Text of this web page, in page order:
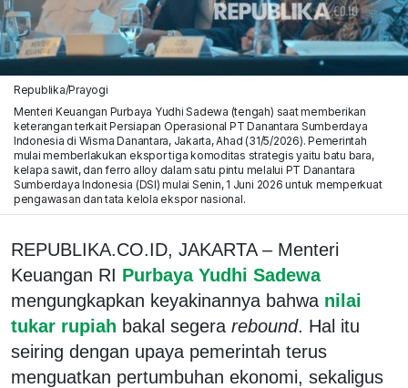
Republika/Prayogi
Menteri Keuangan Purbaya Yudhi Sadewa (tengah) saat memberikan
keterangan terkait Persiapan Operasional PT Danantara Sumberdaya
Indonesia di Wisma Danantara, Jakarta, Ahad (31/5/2026). Pemerintah
mulai memberlakukan ekspor tiga komoditas strategis yaitu batu bara,
kelapa sawit, dan ferro alloy dalam satu pintu melalui PT Danantara
Sumberdaya Indonesia (DSI) mulai Senin, 1 Juni 2026 untuk memperkuat
pengawasan dan tata kelola ekspor nasional.
REPUBLIKA.CO.ID, JAKARTA – Menteri
Keuangan RI Purbaya Yudhi Sadewa
mengungkapkan keyakinannya bahwa nilai
tukar rupiah bakal segera rebound. Hal itu
seiring dengan upaya pemerintah terus
menguatkan pertumbuhan ekonomi, sekaligus